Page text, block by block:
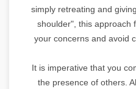
simply retreating and
shoulder", this approach
your concerns and avoid
It is imperative that you
the presence of others.